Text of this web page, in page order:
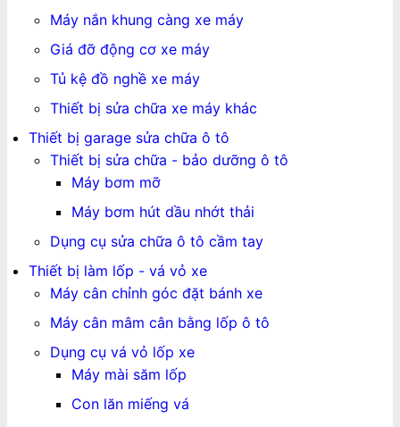
Máy nắn khung càng xe máy
Giá đỡ động cơ xe máy
Tủ kệ đồ nghề xe máy
Thiết bị sửa chữa xe máy khác
Thiết bị garage sửa chữa ô tô
Thiết bị sửa chữa - bảo dưỡng ô tô
Máy bơm mỡ
Máy bơm hút dầu nhớt thải
Dụng cụ sửa chữa ô tô cầm tay
Thiết bị làm lốp - vá vỏ xe
Máy cân chỉnh góc đặt bánh xe
Máy cân mâm cân bằng lốp ô tô
Dụng cụ vá vỏ lốp xe
Máy mài săm lốp
Con lăn miếng vá